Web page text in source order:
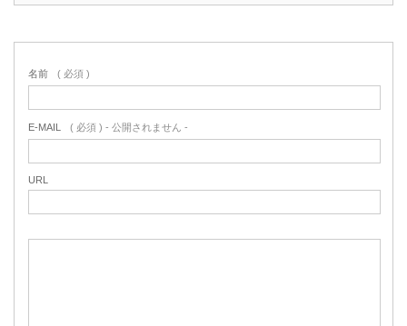
名前 ( 必須 )
E-MAIL ( 必須 ) - 公開されません -
URL